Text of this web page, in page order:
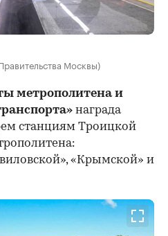
Москвы)
метрополитена и
награда
станциям Троицкой
«Крымской» и